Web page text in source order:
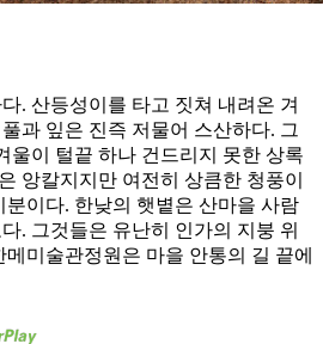
. 산등성이를 타고 짓쳐 내려온 겨
과 잎은 진즉 저물어 스산하다. 그
울이 털끝 하나 건드리지 못한 상록
앙칼지지만 여전히 상큼한 청풍이
이다. 한낮의 햇볕은 산마을 사람
. 그것들은 유난히 인가의 지붕 위
미술관정원은 마을 안통의 길 끝에